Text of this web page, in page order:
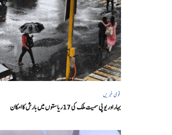
قومی خبریں
بہار اور یو پی سمیت ملک کی 17ریاستوں میں بارش کا امکان